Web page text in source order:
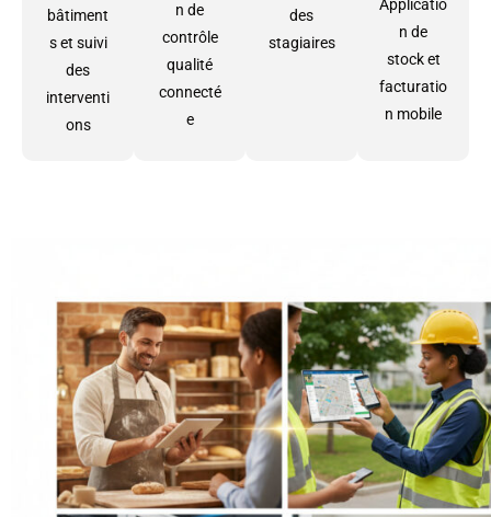
bâtiment
s et suivi
des
interventi
ons
n de
contrôle
qualité
connecté
e
des
stagiaires
Applicatio
n de
stock et
facturatio
n mobile